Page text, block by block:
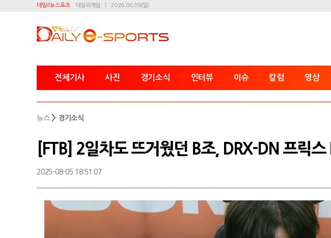
데일리e스포츠 데일리게임 2026.08.09(일)
전체기사 사진 경기소식 인터뷰 이슈 칼럼 영상
뉴스 > 경기소식
[FTB] 2일차도 뜨거웠던 B조, DRX-DN 프릭스
2025-08-05 18:51:07